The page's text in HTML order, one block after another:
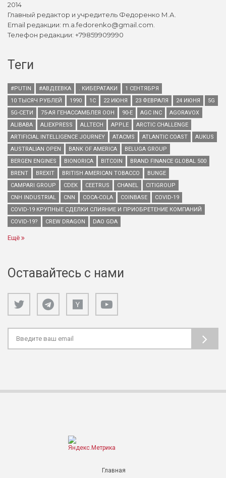
2014
Главный редактор и учредитель Федоренко М.А.
Email редакции: m.a.fedorenko@gmail.com.
Телефон редакции: +79859909990
Теги
#PUTIN #АВДЕЕВКА . КИБЕРАТАКИ
1 СЕНТЯБРЯ
10 ТЫСЯЧ РУБЛЕЙ
1990 1С 22 ИЮНЯ 23 ФЕВРАЛЯ 24 ИЮНЯ
5G
5G-СЕТИ
75-АЯ ГЕНАССАМБЛЕЯ ООН 90-Е AGC INC
AGORAVOX
ALIBABA
ALIEXPRESS ALLTECH APPLE
ARCTIC CHALLENGE
ARTIFICIAL INTELLIGENCE JOURNEY
ATACMS ATLANTIC COAST
AUKUS
AUSTRALIAN OPEN
BANK OF AMERICA
BELUGA GROUP
BERGEN ENGINES
BIONORICA BITCOIN
BRAND FINANCE GLOBAL 500
BRENT
BREXIT BRITISH AMERICAN TOBACCO
BUNGE
CAMPARI GROUP
CDEK CEETRUS CHANEL
CITIGROUP
CNH INDUSTRIAL
CNN COCA-COLA COINBASE
COVID-19
COVID-19 КРУПНЫЕ СДЕЛКИ СЛИЯНИЕ И ПРИОБРЕТЕНИЕ КОМПАНИЙ
COVID-19?
CREW DRAGON DAO GDA
Ещё
Оставайтесь с нами
Главная